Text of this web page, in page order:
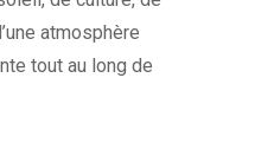
atmosphère
tout au long de